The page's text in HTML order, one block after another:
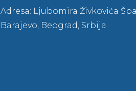
Adresa: Ljubomira Živkovića
Barajevo, Beograd, Srbija